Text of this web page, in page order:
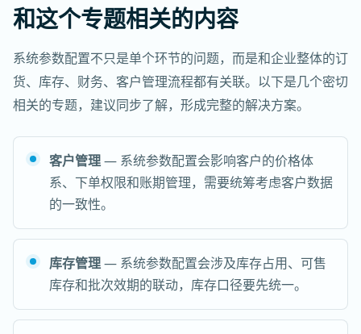
和这个专题相关的内容
系统参数配置不只是单个环节的问题，而是和企业整体的订
货、库存、财务、客户管理流程都有关联。以下是几个密切
相关的专题，建议同步了解，形成完整的解决方案。
客户管理— 系统参数配置会影响客户的价格体
系、下单权限和账期管理，需要统筹考虑客户数据
的一致性。
库存管理— 系统参数配置会涉及库存占用、可售
库存和批次效期的联动，库存口径要先统一。